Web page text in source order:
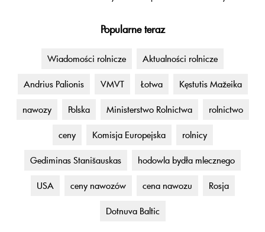
Popularne teraz
Wiadomości rolnicze Aktualności rolnicze
Andrius Palionis VMVT Łotwa Kęstutis Mažeika
nawozy Polska Ministerstwo Rolnictwa rolnictwo
ceny Komisja Europejska rolnicy
Gediminas Stanišauskas hodowla bydła mlecznego
USA ceny nawozów cena nawozu Rosja
Dotnuva Baltic